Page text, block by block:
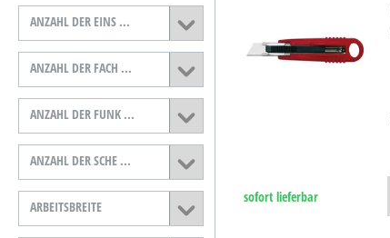
ANZAHL DER EINS ...
ANZAHL DER FACH ...
ANZAHL DER FUNK ...
ANZAHL DER SCHE ...
ARBEITSBREITE
sofort lieferbar